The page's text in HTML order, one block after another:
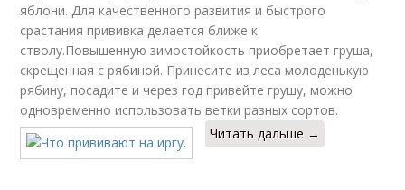
яблони. Для качественного развития и быстрого
срастания прививка делается ближе к
стволу.Повышенную зимостойкость приобретает груша,
скрещенная с рябиной. Принесите из леса молоденькую
рябину, посадите и через год привейте грушу, можно
одновременно использовать ветки разных сортов.
Читать дальше →